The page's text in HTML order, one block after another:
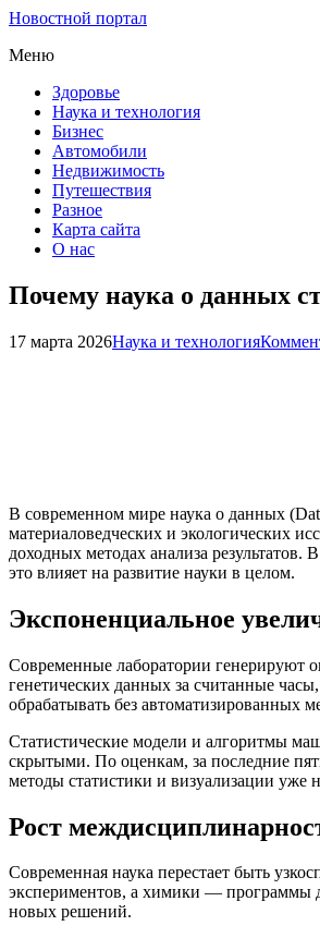
Новостной портал
Меню
Здоровье
Наука и технология
Бизнес
Автомобили
Недвижимость
Путешествия
Разное
Карта сайта
О нас
Почему наука о данных
17 марта 2026Наука и технология
В современном мире наука о данных
материаловедческих и экологических
доходных методах анализа
это влияет на развитие науки в целом.
Экспоненциальное
Современные лаборатории генерируют
генетических данных за считанные
обрабатывать без
Статистические модели и алгоритмы
скрытыми. По оценкам, за последние
методы статистики и визуализации уже
Рост
Современная наука перестает быть
экспериментов, а химики — программы
новых решений.